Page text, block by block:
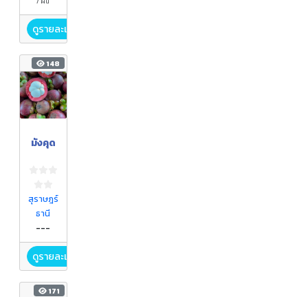
ดูรายละเอียด
148
มังคุด
สุราษฎร์
ธานี
---
ดูรายละเอียด
171